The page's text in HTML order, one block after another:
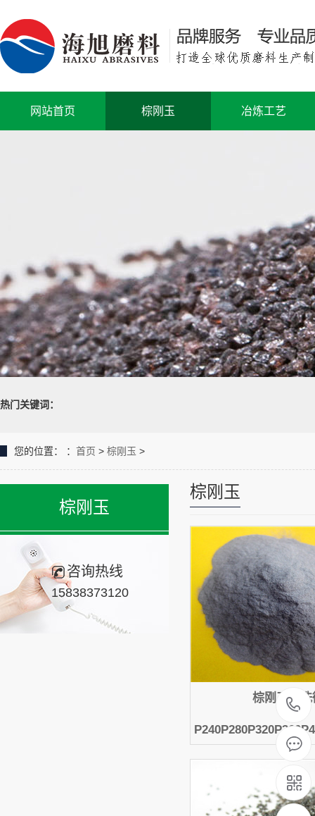
网站首页 棕刚玉 冶炼工艺
热门关键词：
您的位置： ： 首页 > 棕刚玉 >
棕刚玉
咨询热线
15838373120
棕刚玉
棕刚玉水洗